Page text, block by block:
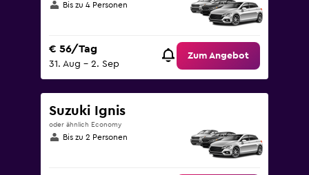
Bis zu 4 Personen
€ 56/Tag
31. Aug – 2. Sep
Zum Angebot
Suzuki Ignis
oder ähnlich Economy
Bis zu 2 Personen